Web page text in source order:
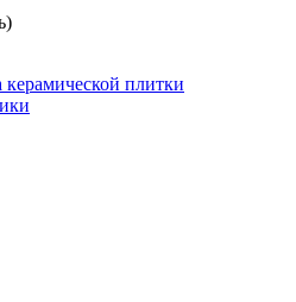
керамической плитки